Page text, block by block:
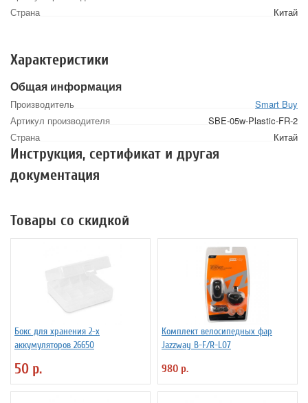
Страна
Китай
Характеристики
Общая информация
Производитель
Smart Buy
Артикул производителя
SBE-05w-Plastic-FR-2
Страна
Китай
Инструкция, сертификат и другая
документация
Товары со скидкой
Бокс для хранения 2-х
аккумуляторов 26650
50 р.
Комплект велосипедных фар
Jazzway B-F/R-L07
980 р.